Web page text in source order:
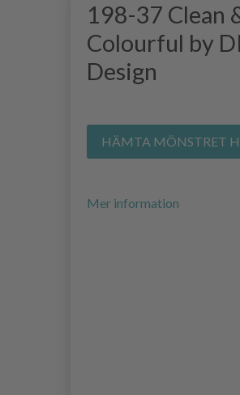
198-37 Clean
Colourful by
Design
HÄMTA MÖNSTRET
Mer information